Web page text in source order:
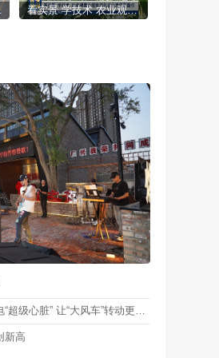
建设 看实景 学技术 农业观摩会探索现代农业发展新路径
项目进行时｜包头制造风电“超级心脏” 让“大风车”转动更有力
新高